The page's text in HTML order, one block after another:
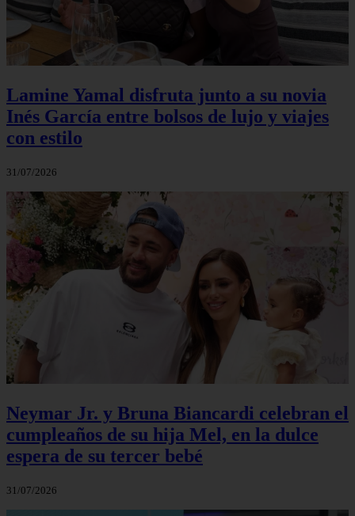
Lamine Yamal disfruta junto a su novia
Inés García entre bolsos de lujo y viajes
con estilo
31/07/2026
Neymar Jr. y Bruna Biancardi celebran el
cumpleaños de su hija Mel, en la dulce
espera de su tercer bebé
31/07/2026